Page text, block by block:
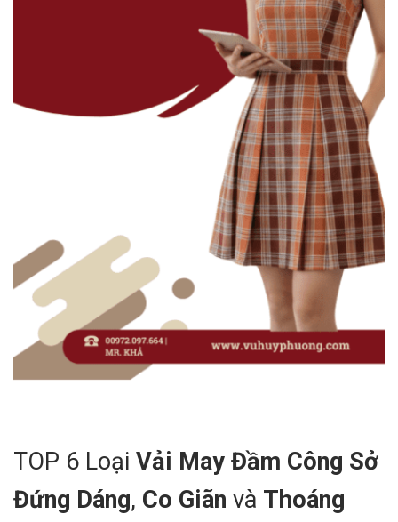
TOP 6 Loại Vải May Đầm Công Sở
Đứng Dáng, Co Giãn và Thoáng